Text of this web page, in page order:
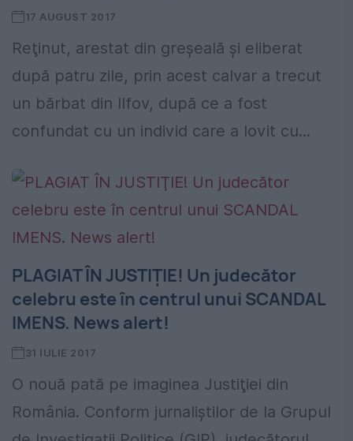
17 AUGUST 2017
Reţinut, arestat din greşeală şi eliberat
după patru zile, prin acest calvar a trecut
un bărbat din Ilfov, după ce a fost
confundat cu un individ care a lovit cu...
PLAGIAT ÎN JUSTIŢIE! Un judecător
celebru este în centrul unui SCANDAL
IMENS. News alert!
31 IULIE 2017
O nouă pată pe imaginea Justiţiei din
România. Conform jurnaliştilor de la Grupul